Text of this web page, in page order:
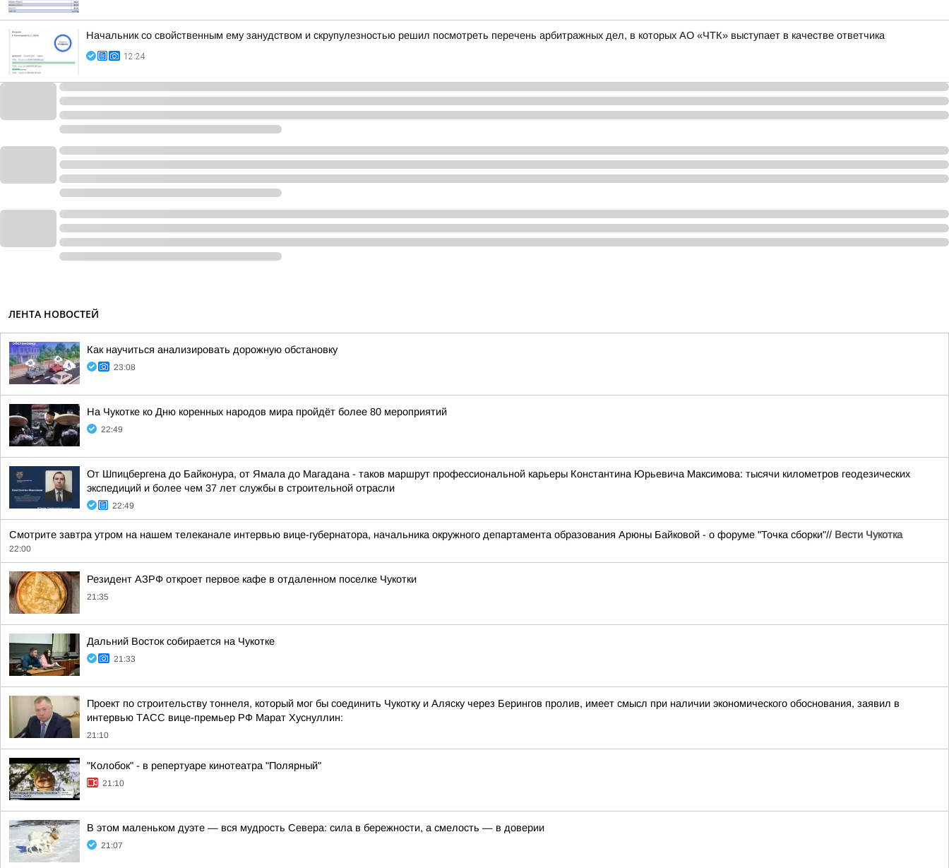
Начальник со свойственным ему занудством и скрупулезностью решил посмотреть перечень арбитражных дел, в которых АО «ЧТК» выступает в качестве ответчика
12:24
ЛЕНТА НОВОСТЕЙ
Как научиться анализировать дорожную обстановку
23:08
На Чукотке ко Дню коренных народов мира пройдёт более 80 мероприятий
22:49
От Шпицбергена до Байконура, от Ямала до Магадана - таков маршрут профессиональной карьеры Константина Юрьевича Максимова: тысячи километров геодезических
экспедиций и более чем 37 лет службы в строительной отрасли
22:49
Смотрите завтра утром на нашем телеканале интервью вице-губернатора, начальника окружного департамента образования Арюны Байковой - о форуме "Точка сборки"// Вести Чукотка
22:00
Резидент АЗРФ откроет первое кафе в отдаленном поселке Чукотки
21:35
Дальний Восток собирается на Чукотке
21:33
Проект по строительству тоннеля, который мог бы соединить Чукотку и Аляску через Берингов пролив, имеет смысл при наличии экономического обоснования, заявил в
интервью ТАСС вице-премьер РФ Марат Хуснуллин:
21:10
"Колобок" - в репертуаре кинотеатра "Полярный"
21:10
В этом маленьком дуэте — вся мудрость Севера: сила в бережности, а смелость — в доверии
21:07